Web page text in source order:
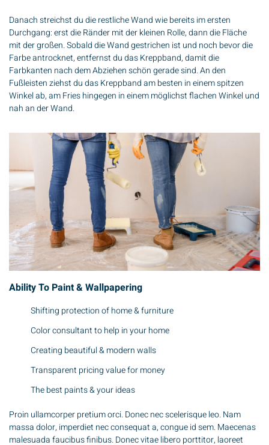
Danach streichst du die restliche Wand wie bereits im ersten
Durchgang: erst die Ränder mit der kleinen Rolle, dann die Fläche
mit der großen. Sobald die Wand gestrichen ist und noch bevor die
Farbe antrocknet, entfernst du das Kreppband, damit die
Farbkanten nach dem Abziehen schön gerade sind. An den
Fußleisten ziehst du das Kreppband am besten in einem spitzen
Winkel ab, am Fries hingegen in einem möglichst flachen Winkel und
nah an der Wand.
Ability To Paint & Wallpapering
Shifting protection of home & furniture
Color consultant to help in your home
Creating beautiful & modern walls
Transparent pricing value for money
The best paints & your ideas
Proin ullamcorper pretium orci. Donec nec scelerisque leo. Nam
massa dolor, imperdiet nec consequat a, congue id sem. Maecenas
malesuada faucibus finibus. Donec vitae libero porttitor, laoreet